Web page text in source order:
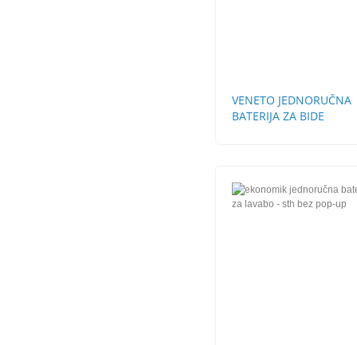
VENETO JEDNORUČNA
BATERIJA ZA BIDE